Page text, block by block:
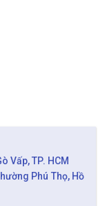
Vấp, TP. HCM
Phú Thọ, Hồ